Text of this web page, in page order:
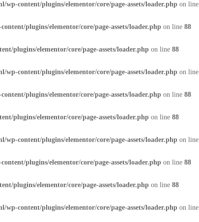
wp-content/plugins/elementor/core/page-assets/loader.php on line
plugins/elementor/core/page-assets/loader.php on line 88
plugins/elementor/core/page-assets/loader.php on line 88
wp-content/plugins/elementor/core/page-assets/loader.php on line
plugins/elementor/core/page-assets/loader.php on line 88
plugins/elementor/core/page-assets/loader.php on line 88
wp-content/plugins/elementor/core/page-assets/loader.php on line
plugins/elementor/core/page-assets/loader.php on line 88
plugins/elementor/core/page-assets/loader.php on line 88
wp-content/plugins/elementor/core/page-assets/loader.php on line